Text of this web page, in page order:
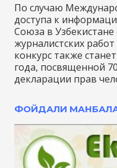
По случаю
доступа к
Союза в Узбекистане
журналистских
конкурс также
года, посвященной
декларации прав
ФОЙДАЛИ